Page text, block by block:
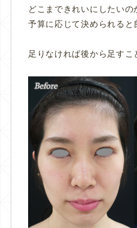
どこまできれいにしたいの
予算に応じて決められると
足りなければ後から足すこ